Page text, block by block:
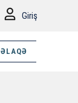
Giriş
ƏLAQƏ